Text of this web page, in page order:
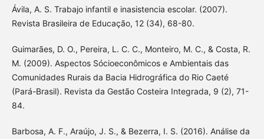
Ávila, A. S. Trabajo infantil e inasistencia escolar. (2007).
Revista Brasileira de Educação, 12 (34), 68-80.
Guimarães, D. O., Pereira, L. C. C., Monteiro, M. C., & Costa, R.
M. (2009). Aspectos Sócioeconômicos e Ambientais das
Comunidades Rurais da Bacia Hidrográfica do Rio Caeté
(Pará-Brasil). Revista da Gestão Costeira Integrada, 9 (2), 71-
84.
Barbosa, A. F., Araújo, J. S., & Bezerra, I. S. (2016). Análise da